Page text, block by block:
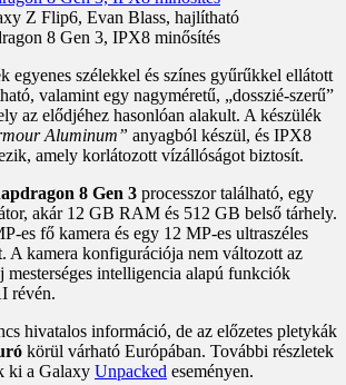
Z Flip6, Evan Blass, hajlítható
8 Gen 3, IPX8 minősítés
egyenes szélekkel és színes gyűrűkkel ellátott
valamint egy nagyméretű, „dosszié-szerű”
az elődjéhez hasonlóan alakult. A készülék
Aluminum” anyagból készül, és IPX8
amely korlátozott vízállóságot biztosít.
8 Gen 3 processzor található, egy
akár 12 GB RAM és 512 GB belső tárhely.
es fő kamera és egy 12 MP-es ultraszéles
A kamera konfigurációja nem változott az
mesterséges intelligencia alapú funkciók
révén.
hivatalos információ, de az előzetes pletykák
körül várható Európában. További részletek
ki a Galaxy Unpacked eseményen.